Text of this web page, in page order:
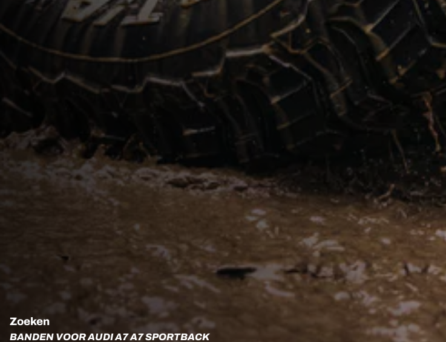
Zoeken
BANDEN VOOR AUDI A7 A7 SPORTBACK